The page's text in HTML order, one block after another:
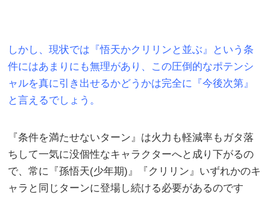
しかし、現状では『悟天かクリリンと並ぶ』という条
件にはあまりにも無理があり、この圧倒的なポテンシ
ャルを真に引き出せるかどうかは完全に『今後次第』
と言えるでしょう。
『条件を満たせないターン』は火力も軽減率もガタ落
ちして一気に没個性なキャラクターへと成り下がるの
で、常に『孫悟天(少年期)』『クリリン』いずれかのキ
ャラと同じターンに登場し続ける必要があるのです